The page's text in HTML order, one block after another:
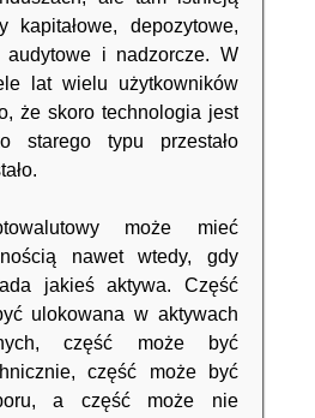
kapitałowe, depozytowe,
audytowe i nadzorcze. W
lat wielu użytkowników
że skoro technologia jest
starego typu przestało
może mieć
nawet wtedy, gdy
jakieś aktywa. Część
ulokowana w aktywach
część może być
część może być
a część może nie